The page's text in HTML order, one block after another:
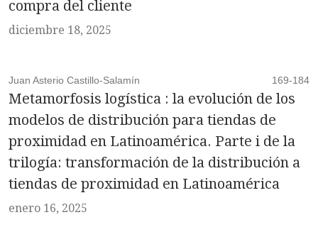
compra del cliente
diciembre 18, 2025
Juan Asterio Castillo-Salamín 169-184
Metamorfosis logística : la evolución de los
modelos de distribución para tiendas de
proximidad en Latinoamérica. Parte i de la
trilogía: transformación de la distribución a
tiendas de proximidad en Latinoamérica
enero 16, 2025